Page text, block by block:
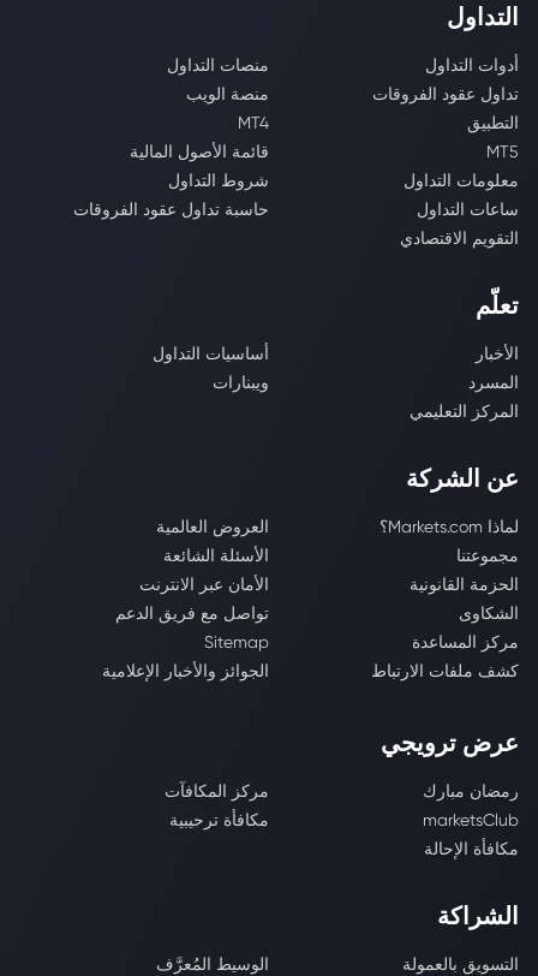
التداول
أدوات التداول
منصات التداول
تداول عقود الفروقات
منصة الويب
التطبيق
MT4
MT5
قائمة الأصول المالية
معلومات التداول
شروط التداول
ساعات التداول
حاسبة تداول عقود الفروقات
التقويم الاقتصادي
تعلّم
الأخبار
أساسيات التداول
المسرد
ويبنارات
المركز التعليمي
عن الشركة
لماذا Markets.com؟
العروض العالمية
مجموعتنا
الأسئلة الشائعة
الحزمة القانونية
الأمان عبر الانترنت
الشكاوى
تواصل مع فريق الدعم
مركز المساعدة
Sitemap
كشف ملفات الارتباط
الجوائز والأخبار الإعلامية
عرض ترويجي
رمضان مبارك
مركز المكافآت
marketsClub
مكافأة ترحيبية
مكافأة الإحالة
الشراكة
التسويق بالعمولة الوسيط المُعرَّف